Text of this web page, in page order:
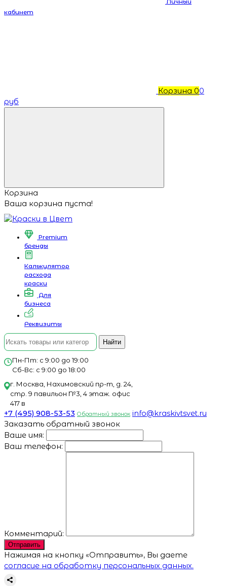
кабинет
Корзина 00
руб
Корзина
Ваша корзина пуста!
Premium
бренды
Калькулятор
расхода
краски
Для
бизнеса
Реквизиты
Найти
Пн-Пт: с 9:00 до 19:00
Сб-Вс: с 9:00 до 18:00
г. Москва, Нахимовский пр-т, д. 24,
стр. 9 павильон №3, 4 этаж. офис
417 в
+7 (495) 908-53-53 Обратный звонок info@kraskivtsvet.ru
Заказать обратный звонок
Ваше имя:
Ваш телефон:
Комментарий:
Отправить
Нажимая на кнопку «Отправить», Вы даете
согласие на обработку персональных данных.